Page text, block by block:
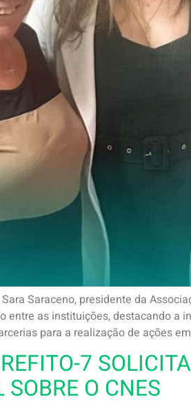
Saraceno, presidente da
entre as instituições, destacando
para a realização de ações
7
O CNES